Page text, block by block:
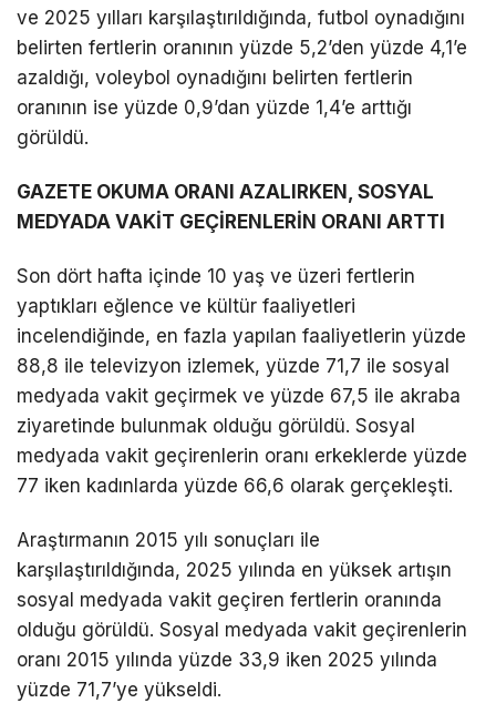
ve 2025 yılları karşılaştırıldığında, futbol oynadığını
belirten fertlerin oranının yüzde 5,2’den yüzde 4,1’e
azaldığı, voleybol oynadığını belirten fertlerin
oranının ise yüzde 0,9’dan yüzde 1,4’e arttığı
görüldü.
GAZETE OKUMA ORANI AZALIRKEN, SOSYAL
MEDYADA VAKİT GEÇİRENLERİN ORANI ARTTI
Son dört hafta içinde 10 yaş ve üzeri fertlerin
yaptıkları eğlence ve kültür faaliyetleri
incelendiğinde, en fazla yapılan faaliyetlerin yüzde
88,8 ile televizyon izlemek, yüzde 71,7 ile sosyal
medyada vakit geçirmek ve yüzde 67,5 ile akraba
ziyaretinde bulunmak olduğu görüldü. Sosyal
medyada vakit geçirenlerin oranı erkeklerde yüzde
77 iken kadınlarda yüzde 66,6 olarak gerçekleşti.
Araştırmanın 2015 yılı sonuçları ile
karşılaştırıldığında, 2025 yılında en yüksek artışın
sosyal medyada vakit geçiren fertlerin oranında
olduğu görüldü. Sosyal medyada vakit geçirenlerin
oranı 2015 yılında yüzde 33,9 iken 2025 yılında
yüzde 71,7’ye yükseldi.